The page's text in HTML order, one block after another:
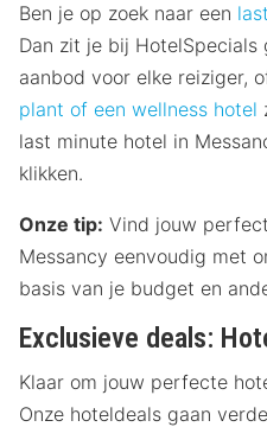
Ben je op zoek naar een
Dan zit je bij HotelSpecials
aanbod voor elke reiziger,
plant of een wellness hotel
last minute hotel in
klikken.
Onze tip: Vind jouw
Messancy eenvoudig met
basis van je budget en
Exclusieve deals:
Klaar om jouw perfecte
Onze hoteldeals gaan